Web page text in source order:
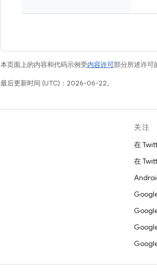
本页面上的内容和代码示例受内容许可部分所述许可
最后更新时间 (UTC)：2026-06-22。
关注
在
在